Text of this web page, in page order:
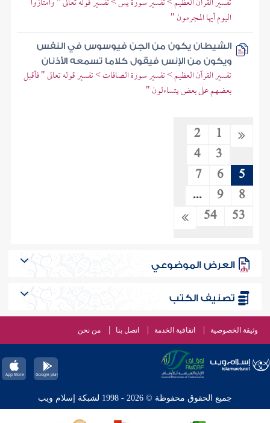
اليوم أيها المجرمون "
الشيطان يكون من الجن فيوسوس في النفس
ويكون من الإنس فيقول كلاما تسمعه الأذنان
تفسير القرآن العظيم > تفسير سورة الصافات > تفسير قوله تعالى " فأقبل
بعضهم على بعض يتساءلون "
1
2
3
4
5
6
7
8
9
...
53
54
العرض الموضوعي
تصنيف الكتب
وثيقة الخصوصية اتفاقية الخدمة اتصل بنا من نحن
جميع الحقوق محفوظة © 2026 - 1998 لشبكة إسلام ويب